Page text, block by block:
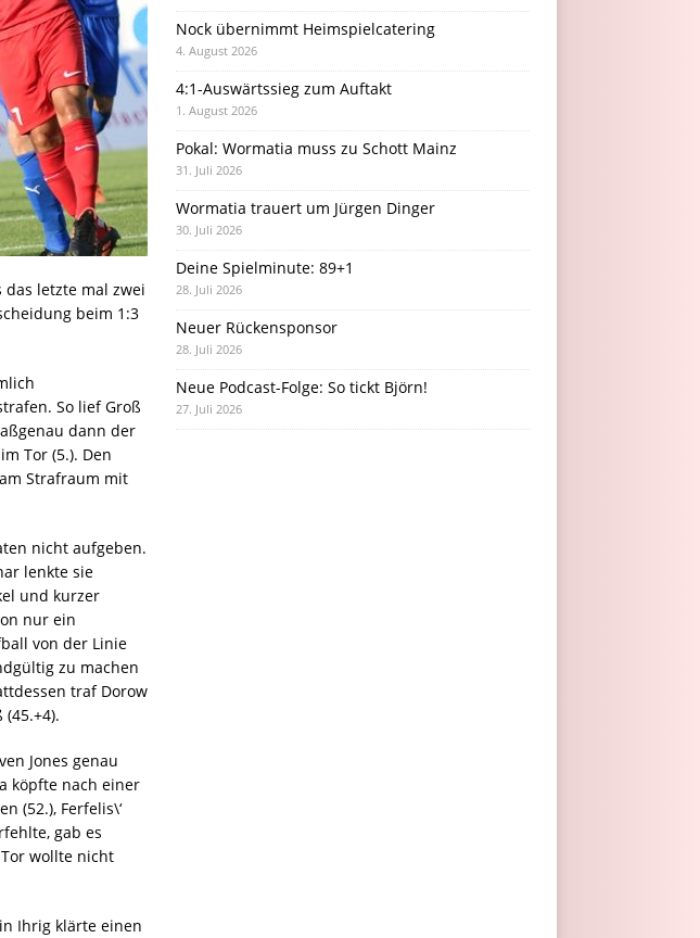
letzte mal zwei
beim 1:3
So lief Groß
dann der
Tor (5.). Den
Strafraum mit
nicht aufgeben.
lenkte sie
und kurzer
nur ein
von der Linie
zu machen
traf Dorow
Jones genau
köpfte nach einer
(52.), Ferfelis\‘
gab es
wollte nicht
Ihrig klärte einen
Nock übernimmt Heimspielcatering
4. August 2026
4:1-Auswärtssieg zum Auftakt
1. August 2026
Pokal: Wormatia muss zu Schott Mainz
31. Juli 2026
Wormatia trauert um Jürgen Dinger
30. Juli 2026
Deine Spielminute: 89+1
28. Juli 2026
Neuer Rückensponsor
28. Juli 2026
Neue Podcast-Folge: So tickt Björn!
27. Juli 2026